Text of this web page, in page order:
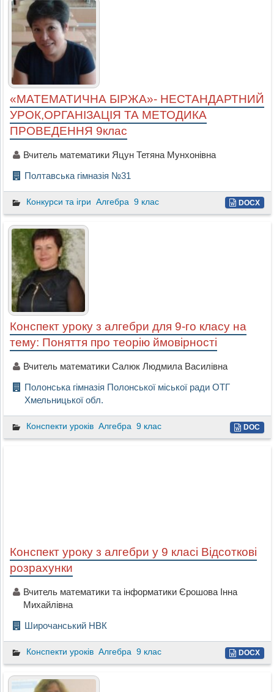
«МАТЕМАТИЧНА БІРЖА»- НЕСТАНДАРТНИЙ
УРОК,ОРГАНІЗАЦІЯ ТА МЕТОДИКА
ПРОВЕДЕННЯ 9клас
Вчитель математики Яцун Тетяна Мунхонівна
Полтавська гімназія №31
Конкурси та ігри Алгебра 9 клас DOCX
Конспект уроку з алгебри для 9-го класу на
тему: Поняття про теорію ймовірності
Вчитель математики Салюк Людмила Василівна
Полонська гімназія Полонської міської ради ОТГ
Хмельницької обл.
Конспекти уроків Алгебра 9 клас DOC
Конспект уроку з алгебри у 9 класі Відсоткові
розрахунки
Вчитель математики та інформатики Єрошова Інна
Михайлівна
Широчанський НВК
Конспекти уроків Алгебра 9 клас DOCX